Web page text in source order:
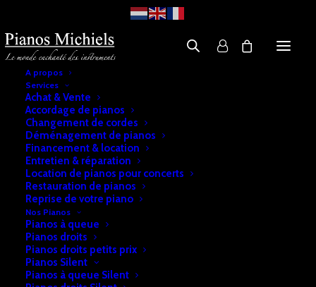
A propos
Services
Achat & Vente
Accordage de pianos
Changement de cordes
Déménagement de pianos
Financement & location
Entretien & réparation
Location de pianos pour concerts
Restauration de pianos
Reprise de votre piano
Nos Pianos
Pianos à queue
Pianos droits
Pianos droits petits prix
Pianos Silent
Pianos à queue Silent